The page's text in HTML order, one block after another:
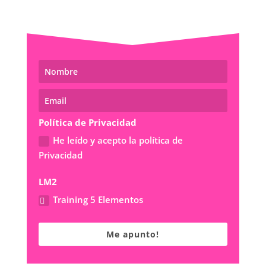
Política de Privacidad
He leído y acepto la política de
Privacidad
LM2
Training 5 Elementos
Me apunto!